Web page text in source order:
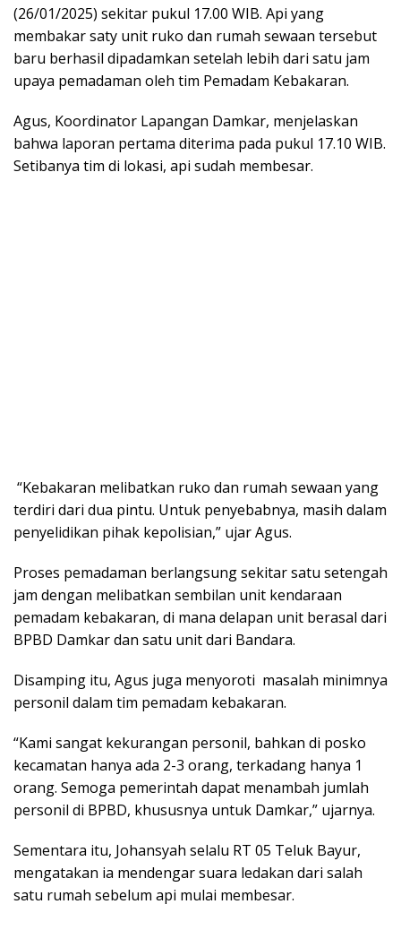
(26/01/2025) sekitar pukul 17.00 WIB. Api yang
membakar saty unit ruko dan rumah sewaan tersebut
baru berhasil dipadamkan setelah lebih dari satu jam
upaya pemadaman oleh tim Pemadam Kebakaran.
Agus, Koordinator Lapangan Damkar, menjelaskan
bahwa laporan pertama diterima pada pukul 17.10 WIB.
Setibanya tim di lokasi, api sudah membesar.
“Kebakaran melibatkan ruko dan rumah sewaan yang
terdiri dari dua pintu. Untuk penyebabnya, masih dalam
penyelidikan pihak kepolisian,” ujar Agus.
Proses pemadaman berlangsung sekitar satu setengah
jam dengan melibatkan sembilan unit kendaraan
pemadam kebakaran, di mana delapan unit berasal dari
BPBD Damkar dan satu unit dari Bandara.
Disamping itu, Agus juga menyoroti masalah minimnya
personil dalam tim pemadam kebakaran.
“Kami sangat kekurangan personil, bahkan di posko
kecamatan hanya ada 2-3 orang, terkadang hanya 1
orang. Semoga pemerintah dapat menambah jumlah
personil di BPBD, khususnya untuk Damkar,” ujarnya.
Sementara itu, Johansyah selalu RT 05 Teluk Bayur,
mengatakan ia mendengar suara ledakan dari salah
satu rumah sebelum api mulai membesar.